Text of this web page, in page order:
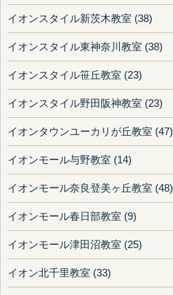
イオンスタイル新茨木教室 (38)
イオンスタイル東神奈川教室 (38)
イオンスタイル笹丘教室 (23)
イオンスタイル野田阪神教室 (23)
イオンタウンユーカリが丘教室 (47)
イオンモール与野教室 (14)
イオンモール奈良登美ヶ丘教室 (48)
イオンモール春日部教室 (9)
イオンモール津田沼教室 (25)
イオン北千里教室 (33)